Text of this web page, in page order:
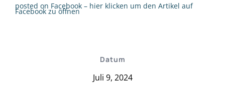
Datum
Juli 9, 2024
posted on Facebook – hier klicken um den Artikel auf
Facebook zu öffnen